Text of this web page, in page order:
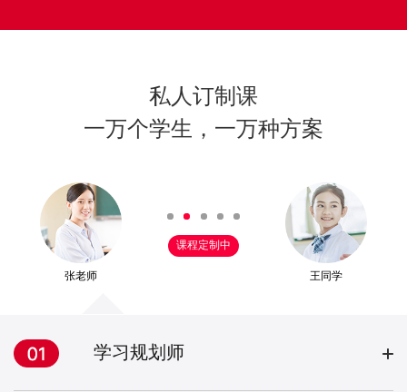
私人订制课
一万个学生，一万种方案
张老师
课程定制中
王同学
学习规划师